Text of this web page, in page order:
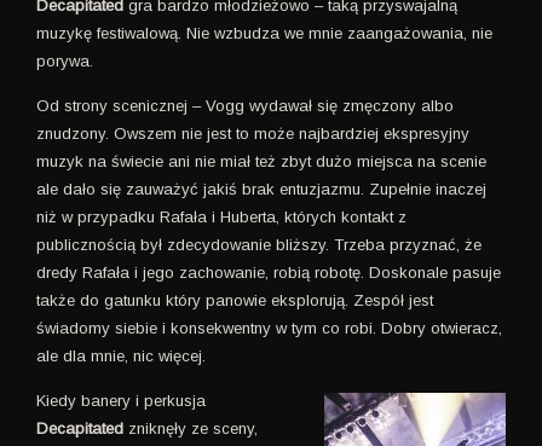
Decapitated gra bardzo młodzieżowo – taką przyswajalną
muzykę festiwalową. Nie wzbudza we mnie zaangażowania, nie
porywa.
Od strony scenicznej – Vogg wydawał się zmęczony albo
znudzony. Owszem nie jest to może najbardziej ekspresyjny
muzyk na świecie ani nie miał też zbyt dużo miejsca na scenie
ale dało się zauważyć jakiś brak entuzjazmu. Zupełnie inaczej
niż w przypadku Rafała i Huberta, których kontakt z
publicznością był zdecydowanie bliższy. Trzeba przyznać, że
dredy Rafała i jego zachowanie, robią robotę. Doskonale pasuje
także do gatunku który panowie eksplorują. Zespół jest
świadomy siebie i konsekwentny w tym co robi. Dobry otwieracz,
ale dla mnie, nic więcej.
Kiedy banery i perkusja
Decapitated zniknęły ze sceny,